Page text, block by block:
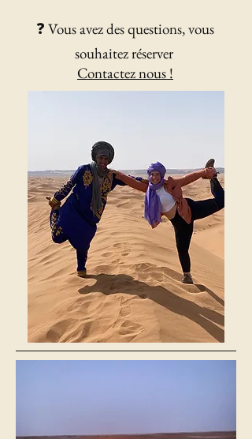
❓ Vous avez des questions, vous
souhaitez réserver
Contactez nous !